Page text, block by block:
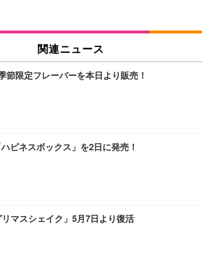
関連ニュース
限定フレーバーを本日より販売！
ピネスボックス」を2日に発売！
マスシェイク」5月7日より復活